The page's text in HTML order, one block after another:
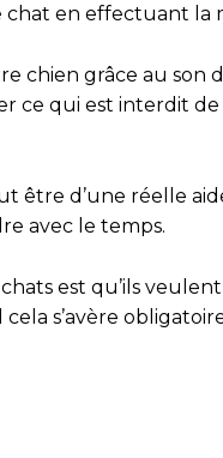
chat en effectuant la
grâce au son
ce qui est interdit
être d’une réelle
avec le temps.
est qu’ils veulent
s’avère